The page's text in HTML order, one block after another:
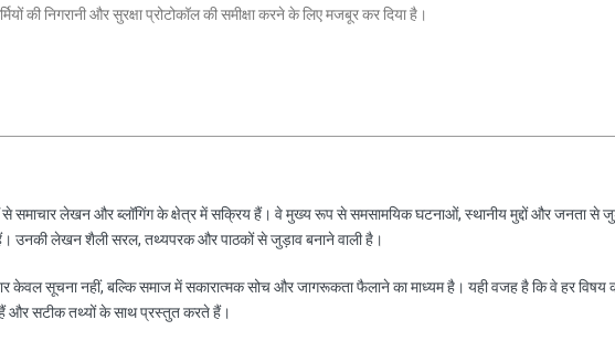
की निगरानी और सुरक्षा प्रोटोकॉल की समीक्षा करने के लिए मजबूर कर दिया है।
से समाचार लेखन और ब्लॉगिंग के क्षेत्र में सक्रिय हैं। वे मुख्य रूप से समसामयिक घटनाओं, स्थानीय मुद्दों और जनता से
उनकी लेखन शैली सरल, तथ्यपरक और पाठकों से जुड़ाव बनाने वाली है।
केवल सूचना नहीं, बल्कि समाज में सकारात्मक सोच और जागरूकता फैलाने का माध्यम है। यही वजह है कि वे हर विषय
हैं और सटीक तथ्यों के साथ प्रस्तुत करते हैं।